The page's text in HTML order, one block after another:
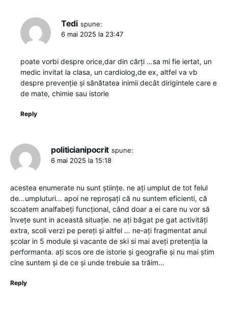
Tedi spune:
6 mai 2025 la 23:47
poate vorbi despre orice,dar din cărți …sa mi fie iertat, un
medic invitat la clasa, un cardiolog,de ex, altfel va vb
despre prevenție și sănătatea inimii decât dirigintele care e
de mate, chimie sau istorie
Reply
politicianipocrit spune:
6 mai 2025 la 15:18
acestea enumerate nu sunt științe. ne ați umplut de tot felul
de…umpluturi… apoi ne reproșați că nu suntem eficienti, că
scoatem analfabeți funcțional, când doar a ei care nu vor să
învețe sunt in această situație. ne ați băgat pe gat activități
extra, scoli verzi pe pereți și altfel … ne-ați fragmentat anul
școlar in 5 module și vacante de ski si mai aveți pretenția la
performanta. ați scos ore de istorie și geografie și nu mai știm
cine suntem și de ce și unde trebuie sa trăim…
Reply